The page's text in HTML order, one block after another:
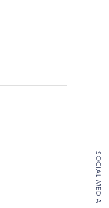
SOCIAL MEDIA